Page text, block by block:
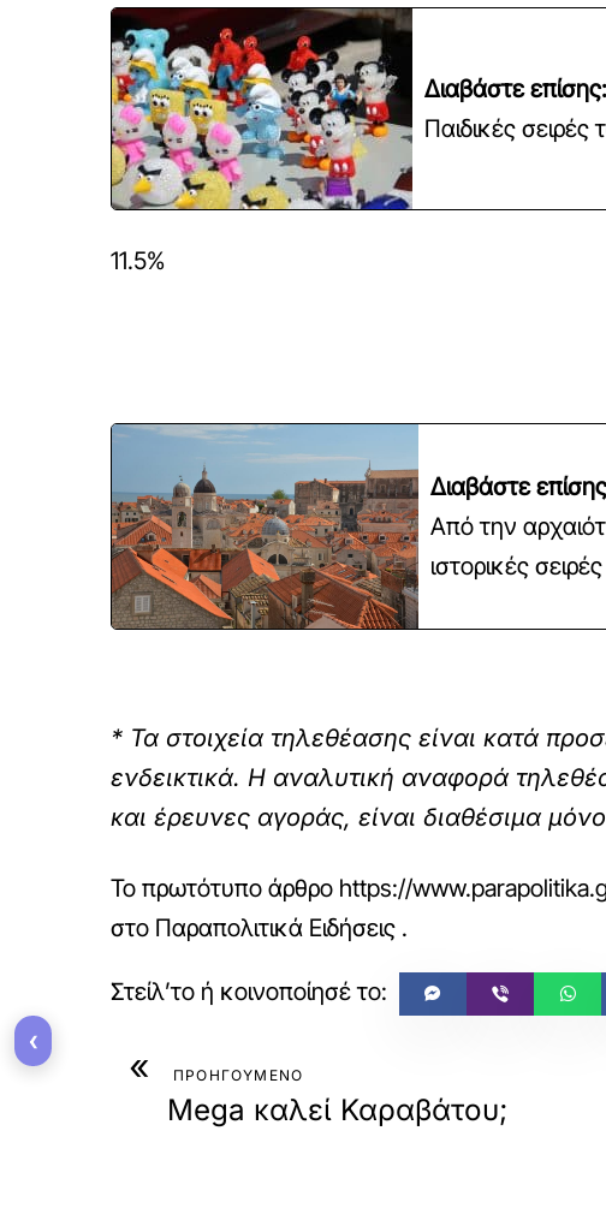
Διαβάστε επίσης:
Παιδικές
11.5%
Διαβάστε
Από την
ιστορικές
* Τα στοιχεία τηλεθέασης είναι κατά
ενδεικτικά. Η αναλυτική αναφορά
και έρευνες αγοράς, είναι διαθέσιμα
Το πρωτότυπο άρθρο https://
στο Παραπολιτικά Ειδήσεις .
« ΠΡΟΗΓΟΥΜΕΝΟ
Mega καλεί Καραβάτου;
‹